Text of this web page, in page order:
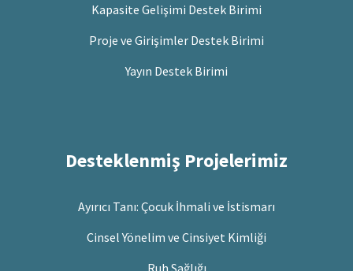
Kapasite Gelişimi Destek Birimi
Proje ve Girişimler Destek Birimi
Yayın Destek Birimi
Desteklenmiş Projelerimiz
Ayırıcı Tanı: Çocuk İhmali ve İstismarı
Cinsel Yönelim ve Cinsiyet Kimliği
Ruh Sağlığı